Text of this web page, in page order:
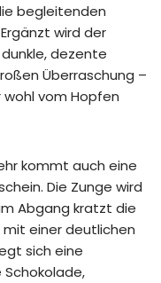
begleitenden
wird der
dezente
Überraschung –
wohl vom Hopfen
kommt auch eine
Die Zunge wird
Abgang kratzt die
einer deutlichen
sich eine
Schokolade,